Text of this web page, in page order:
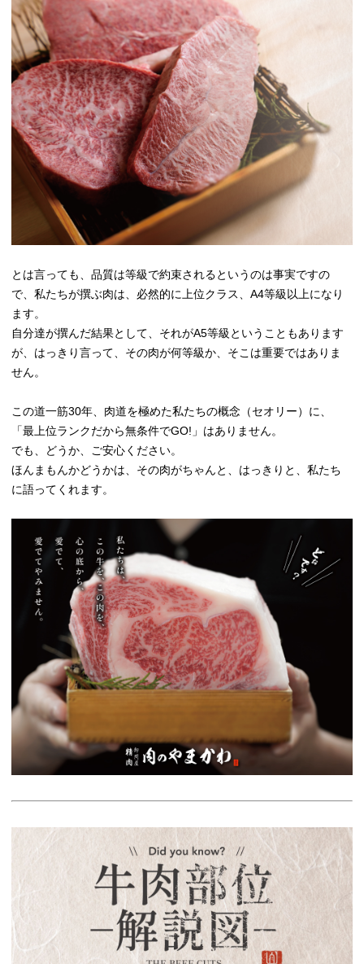
とは言っても、品質は等級で約束されるというのは事実ですの
で、私たちが撰ぶ肉は、必然的に上位クラス、A4等級以上になり
ます。
自分達が撰んだ結果として、それがA5等級ということもあります
が、はっきり言って、その肉が何等級か、そこは重要ではありま
せん。
この道一筋30年、肉道を極めた私たちの概念（セオリー）に、
「最上位ランクだから無条件でGO!」はありません。
でも、どうか、ご安心ください。
ほんまもんかどうかは、その肉がちゃんと、はっきりと、私たち
に語ってくれます。